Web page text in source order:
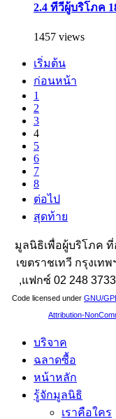
2.4 ทีวีผู้บริโภค
1457 views
เริ่มต้น
ก่อนหน้า
1
2
3
4
5
6
7
8
ต่อไป
สุดท้าย
มูลนิธิเพื่อผู้บริโภค
เขตราชเทวี กรุงเท
,แฟกซ์ 02 248
Code licensed under GNU/
Attribution-
บริจาค
ฉลาดซื้อ
หน้าหลัก
รู้จักมูลนิธิ
เราคือใคร